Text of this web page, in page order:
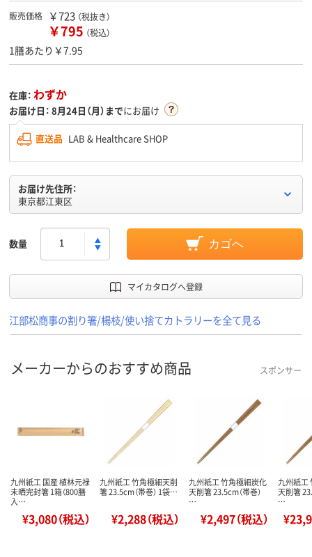
販売価格 ￥723 （税抜き）
￥795 （税込）
1膳あたり￥7.95
在庫： わずか
お届け日： 8月24日（月）までにお届け
直送品 LAB & Healthcare SHOP
お届け先住所：
東京都江東区
数量 カゴへ
マイカタログへ登録
江部松商事の割り箸/楊枝/使い捨てカトラリーを全て見る
メーカーからのおすすめ商品 スポンサー
九州紙工 国産 植林元禄
未晒完封箸 1箱（800膳
入…
¥3,080（税込）
九州紙工 竹角極細天削
箸 23.5cm（帯巻） 1袋…
¥2,288（税込）
九州紙工 竹角極細炭化
天削箸 23.5cm（帯巻）
…
¥2,497（税込）
九州紙工
天削箸
…